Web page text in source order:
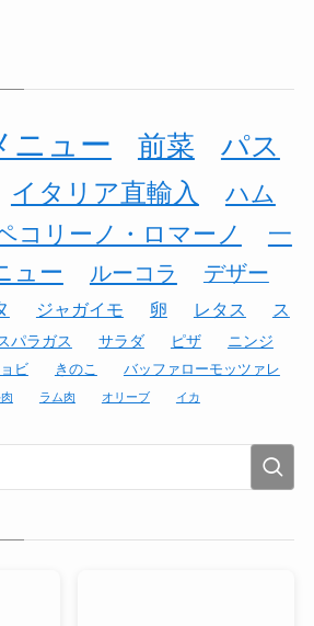
ニュー 前菜
パス
イタリア直輸入
ハム
コリーノ・ロマーノ
一
ュー
ルーコラ
デザー
ジャガイモ 卵 レタス
ス
パラガス サラダ ピザ
ニンジ
ビ きのこ
バッファローモッツァレ
ラム肉 オリーブ イカ